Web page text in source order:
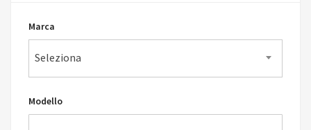
Marca
Seleziona
Modello